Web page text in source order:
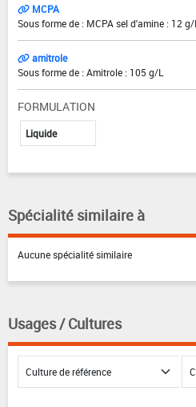
MCPA
Sous forme de : MCPA sel d'amine : 12 g/L
amitrole
Sous forme de : Amitrole : 105 g/L
FORMULATION
Liquide
Spécialité similaire à
Aucune spécialité similaire
Usages / Cultures